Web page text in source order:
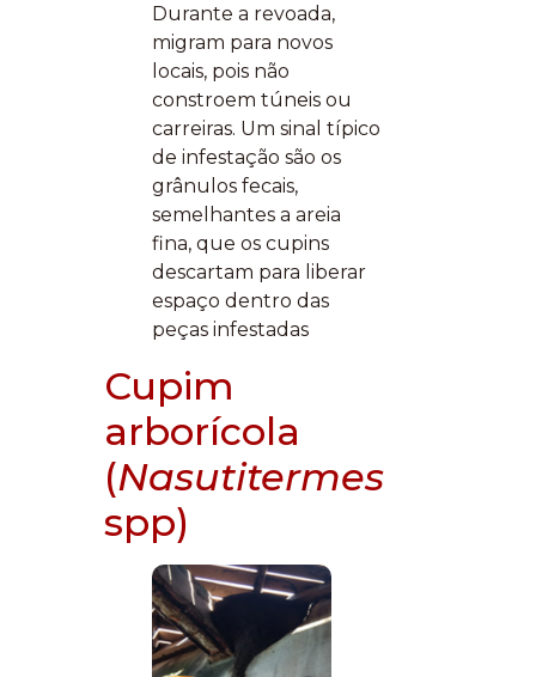
Durante a revoada,
migram para novos
locais, pois não
constroem túneis ou
carreiras. Um sinal típico
de infestação são os
grânulos fecais,
semelhantes a areia
fina, que os cupins
descartam para liberar
espaço dentro das
peças infestadas
Cupim
arborícola
(Nasutitermes
spp)